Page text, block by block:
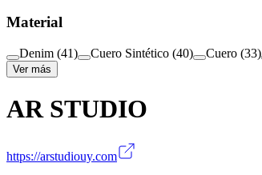
Material
Denim (41) Cuero Sintético (40) Cuero (33)
Ver más
AR STUDIO
https://arstudiouy.com